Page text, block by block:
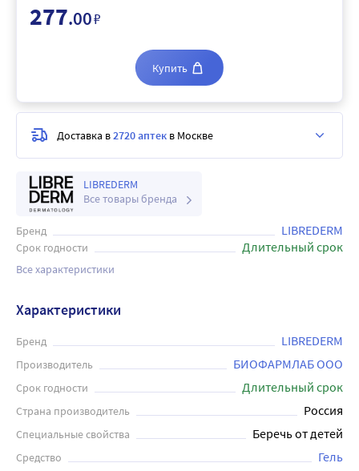
LIBREDERM
Все товары бренда
Бренд LIBREDERM
Срок годности Длительный срок
Все характеристики
277.00₽
Купить
Доставка в2720 аптек в Москве
Характеристики
Бренд LIBREDERM
Производитель БИОФАРМЛАБ ООО
Срок годности Длительный срок
Страна производитель Россия
Специальные свойства Беречь от детей
Средство Гель